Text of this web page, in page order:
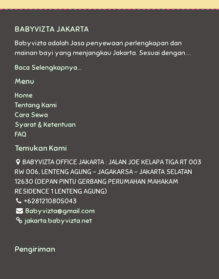
BABYVIZTA JAKARTA
Babyvizta adalah Jasa penyewaan perlengkapan dan
mainan bayi yang menjangkau Jakarta. Sesuai dengan....
Baca Selengkapnya...
Menu
Home
Tentang Kami
Cara Sewa
Syarat & Ketentuan
FAQ
Temukan Kami
BABYVIZTA OFFICE JAKARTA : JALAN JOE KELAPA TIGA RT 003
RW 006, LENTENG AGUNG - JAGAKARSA - JAKARTA SELATAN
12630 (DEPAN PINTU GERBANG PERUMAHAN MAHAKAM
RESIDENCE 1 LENTENG AGUNG)
+6281210805043
Babyvizta@gmail.com
jakarta.babyvizta.net
Pengiriman